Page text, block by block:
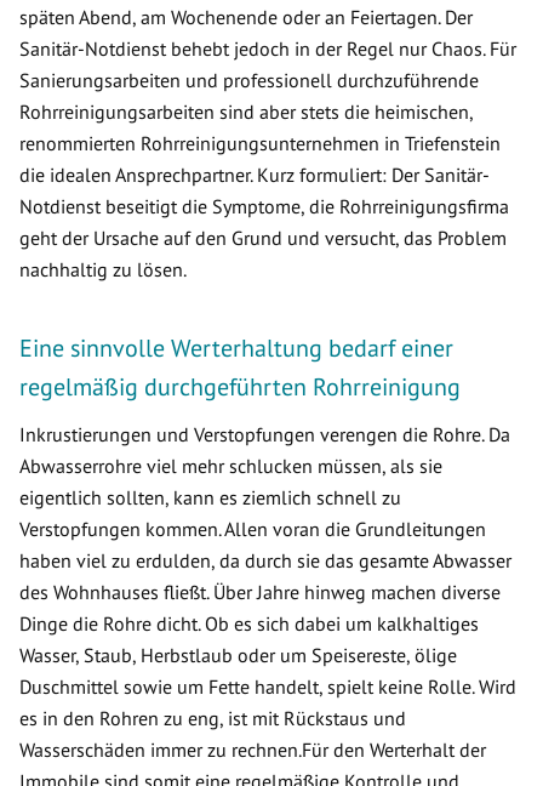
späten Abend, am Wochenende oder an Feiertagen. Der
Sanitär-Notdienst behebt jedoch in der Regel nur Chaos. Für
Sanierungsarbeiten und professionell durchzuführende
Rohrreinigungsarbeiten sind aber stets die heimischen,
renommierten Rohrreinigungsunternehmen in Triefenstein
die idealen Ansprechpartner. Kurz formuliert: Der Sanitär-
Notdienst beseitigt die Symptome, die Rohrreinigungsfirma
geht der Ursache auf den Grund und versucht, das Problem
nachhaltig zu lösen.
Eine sinnvolle Werterhaltung bedarf einer
regelmäßig durchgeführten Rohrreinigung
Inkrustierungen und Verstopfungen verengen die Rohre. Da
Abwasserrohre viel mehr schlucken müssen, als sie
eigentlich sollten, kann es ziemlich schnell zu
Verstopfungen kommen. Allen voran die Grundleitungen
haben viel zu erdulden, da durch sie das gesamte Abwasser
des Wohnhauses fließt. Über Jahre hinweg machen diverse
Dinge die Rohre dicht. Ob es sich dabei um kalkhaltiges
Wasser, Staub, Herbstlaub oder um Speisereste, ölige
Duschmittel sowie um Fette handelt, spielt keine Rolle. Wird
es in den Rohren zu eng, ist mit Rückstaus und
Wasserschäden immer zu rechnen.Für den Werterhalt der